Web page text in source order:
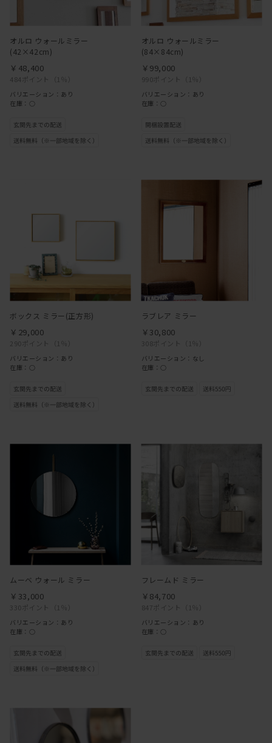
オルロ ウォールミラー
(42×42cm)
484ポイント （1％）
￥48,400
バリエーション：あり
在庫：○
オルロ ウォールミラー
(84×84cm)
990ポイント （1％）
￥99,000
バリエーション：あり
在庫：○
ボックス ミラー(正方形)
290ポイント （1％）
￥29,000
バリエーション：あり
在庫：○
ラブレア ミラー
308ポイント （1％）
￥30,800
バリエーション：なし
在庫：○
ムーベ ウォール ミラー
330ポイント （1％）
￥33,000
バリエーション：あり
在庫：○
フレームド ミラー
847ポイント （1％）
￥84,700
バリエーション：あり
在庫：○